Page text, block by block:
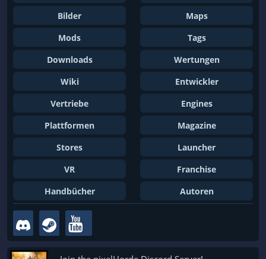
Bilder
Maps
Mods
Tags
Downloads
Wertungen
Wiki
Entwickler
Vertriebe
Engines
Plattformen
Magazine
Stores
Launcher
VR
Franchise
Handbücher
Autoren